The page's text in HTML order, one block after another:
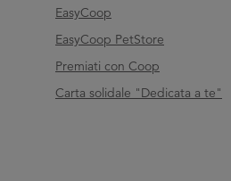
EasyCoop
EasyCoop PetStore
Premiati con Coop
Carta solidale "Dedicata a te"